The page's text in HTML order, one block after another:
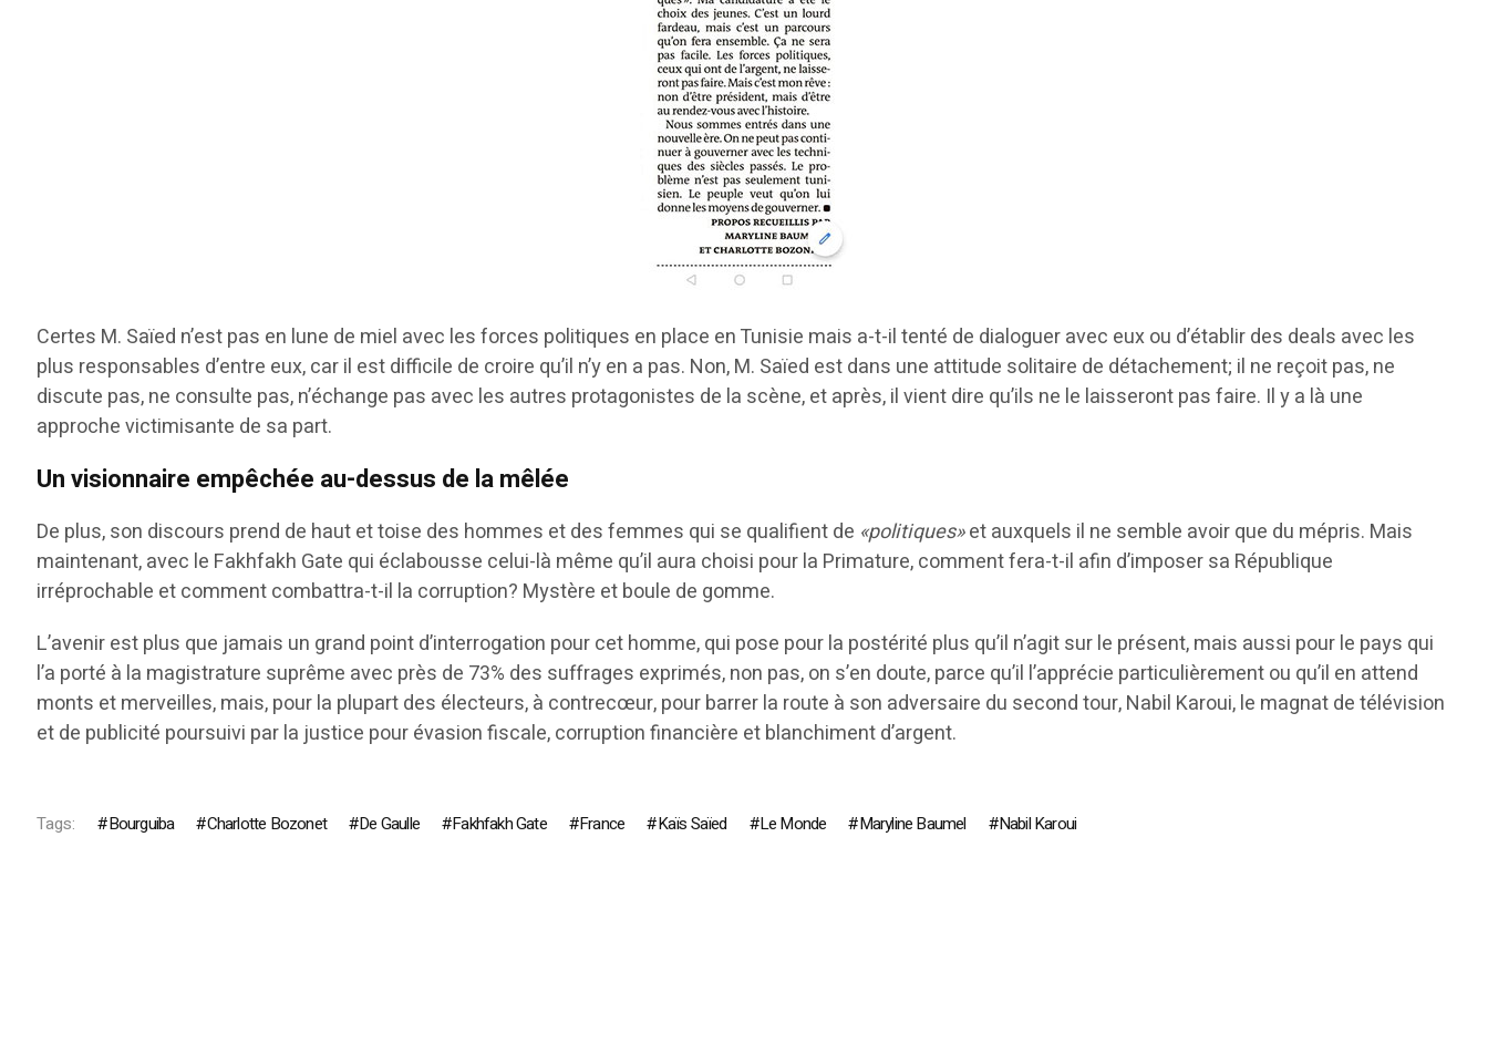
Certes M. Saïed n’est pas en lune de miel avec les forces politiques en place en Tunisie mais a-t-il tenté de dialoguer avec eux ou d’établir des deals avec les
plus responsables d’entre eux, car il est difficile de croire qu’il n’y en a pas. Non, M. Saïed est dans une attitude solitaire de détachement; il ne reçoit pas, ne
discute pas, ne consulte pas, n’échange pas avec les autres protagonistes de la scène, et après, il vient dire qu’ils ne le laisseront pas faire. Il y a là une
approche victimisante de sa part.
Un visionnaire empêchée au-dessus de la mêlée
De plus, son discours prend de haut et toise des hommes et des femmes qui se qualifient de «politiques»et auxquels il ne semble avoir que du mépris. Mais
maintenant, avec le Fakhfakh Gate qui éclabousse celui-là même qu’il aura choisi pour la Primature, comment fera-t-il afin d’imposer sa République
irréprochable et comment combattra-t-il la corruption? Mystère et boule de gomme.
L’avenir est plus que jamais un grand point d’interrogation pour cet homme, qui pose pour la postérité plus qu’il n’agit sur le présent, mais aussi pour le pays qui
l’a porté à la magistrature suprême avec près de 73% des suffrages exprimés, non pas, on s’en doute, parce qu’il l’apprécie particulièrement ou qu’il en attend
monts et merveilles, mais, pour la plupart des électeurs, à contrecœur, pour barrer la route à son adversaire du second tour, Nabil Karoui, le magnat de télévision
et de publicité poursuivi par la justice pour évasion fiscale, corruption financière et blanchiment d’argent.
Tags: Bourguiba Charlotte Bozonet De Gaulle Fakhfakh Gate France Kaïs Saïed Le Monde Maryline Baumel Nabil Karoui